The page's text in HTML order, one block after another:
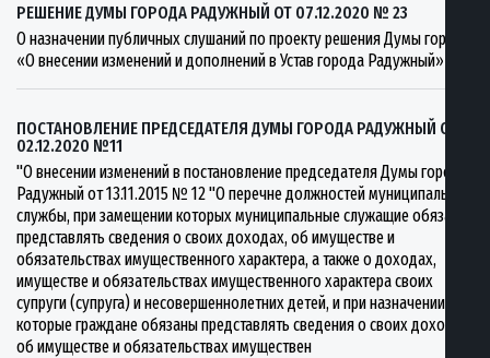
РЕШЕНИЕ ДУМЫ ГОРОДА РАДУЖНЫЙ ОТ 07.12.2020 № 23
О назначении публичных слушаний по проекту решения Думы города
«О внесении изменений и дополнений в Устав города Радужный»
ПОСТАНОВЛЕНИЕ ПРЕДСЕДАТЕЛЯ ДУМЫ ГОРОДА РАДУЖНЫЙ ОТ
02.12.2020 №11
"О внесении изменений в постановление председателя Думы города
Радужный от 13.11.2015 № 12 "О перечне должностей муниципальной
службы, при замещении которых муниципальные служащие обязаны
представлять сведения о своих доходах, об имуществе и
обязательствах имущественного характера, а также о доходах,
имуществе и обязательствах имущественного характера своих
супруги (супруга) и несовершеннолетних детей, и при назначении на
которые граждане обязаны представлять сведения о своих доходах,
об имуществе и обязательствах имуществен